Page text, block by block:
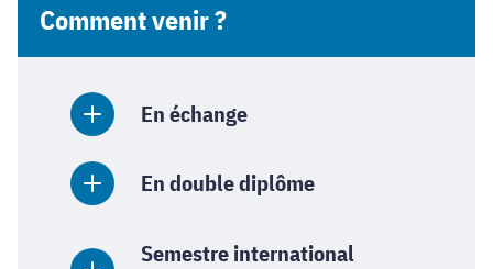
Comment venir ?
En échange
En double diplôme
Semestre international